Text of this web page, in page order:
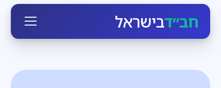
חב״דבישראל